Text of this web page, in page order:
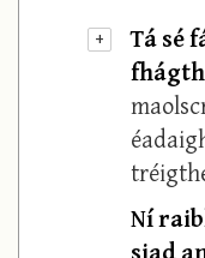
+ Tá sé
Ní